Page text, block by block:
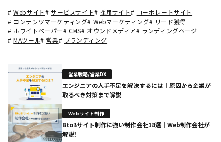
#Webサイト#サービスサイト#採用サイト# コーポレートサイト
# コンテンツマーケティング# Webマーケティング# リード獲得
# ホワイトペーパー#CMS# オウンドメディア# ランディングページ
#MAツール# 営業# ブランディング
営業戦略/営業DX
エンジニアの人手不足を解決するには｜原因から企業が
取るべき対策まで解説
Webサイト制作
BtoBサイト制作に強い制作会社18選｜Web制作会社が
解説！